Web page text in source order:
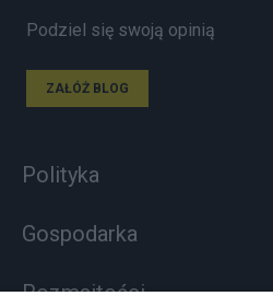
Podziel się swoją opinią
ZAŁÓŻ BLOG
Polityka
Gospodarka
Rozmaitości